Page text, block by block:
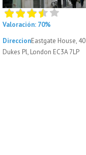
Valoración: 70%
DireccionEastgate House, 40
Dukes Pl, London EC3A 7LP